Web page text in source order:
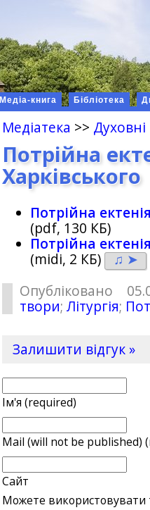
Медіа-книга Бібліотека
Медіатека >>
Потрійна
Харківського
Потрійна
(pdf, 130 КБ)
Потрійна
(midi, 2 КБ) ♫ ➤
Опубліковано
твори;Літургія;
Залишити відгук »
Ім'я (required)
Mail (will not be published)
Сайт
Можете використовувати